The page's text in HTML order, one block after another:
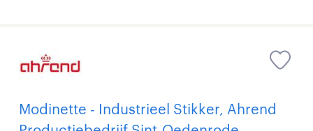
Modinette - Industrieel Stikker, Ahrend